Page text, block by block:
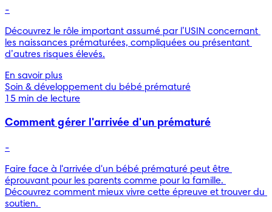
-
Découvrez le rôle important assumé par l’USIN concernant
les naissances prématurées, compliquées ou présentant
d’autres risques élevés.
En savoir plus
Soin & développement du bébé prématuré
15 min de lecture
Comment gérer l'arrivée d'un prématuré
-
Faire face à l'arrivée d'un bébé prématuré peut être
éprouvant pour les parents comme pour la famille.
Découvrez comment mieux vivre cette épreuve et trouver du
soutien.